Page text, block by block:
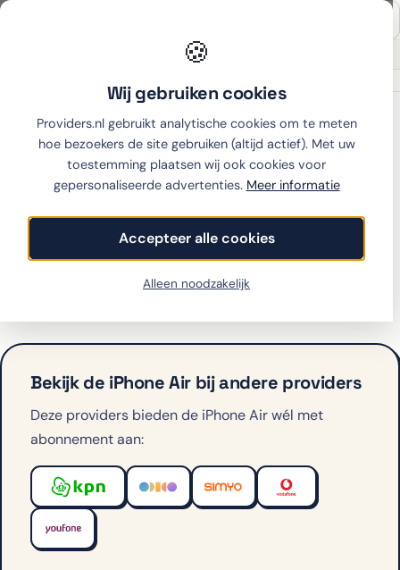
🍪
Wij gebruiken cookies
Providers.nl gebruikt analytische cookies om te meten
hoe bezoekers de site gebruiken (altijd actief). Met uw
toestemming plaatsen wij ook cookies voor
gepersonaliseerde advertenties. Meer informatie
Accepteer alle cookies
Alleen noodzakelijk
Thuiswinkel partner
iPhone Air›Ben
iPhone Air met
abonnement bij Ben
abonnement. Bekijk hieronder de alternatieven.
Bekijk de iPhone Air bij andere providers
Deze providers bieden de iPhone Air wél met
abonnement aan: